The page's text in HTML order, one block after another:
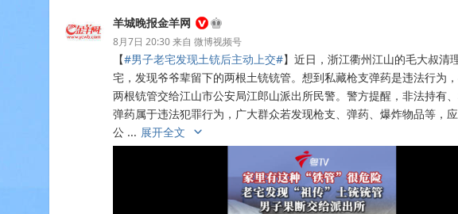
羊城晚报金羊网
8月7日 20:30来自 微博视频号
【#男子老宅发现土铳后主动上交#】近日，浙江衢州江山的毛大叔清
宅，发现爷爷辈留下的两根土铳铳管。想到私藏枪支弹药是违法行为
两根铳管交给江山市公安局江郎山派出所民警。警方提醒，非法持有
弹药属于违法犯罪行为，广大群众若发现枪支、弹药、爆炸物品等，
公 ​​​​... 展开全文 c